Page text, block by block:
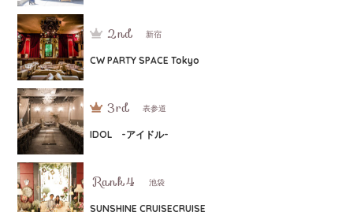
新宿
CW PARTY SPACE Tokyo
表参道
IDOL -アイドル-
池袋
SUNSHINE CRUISECRUISE